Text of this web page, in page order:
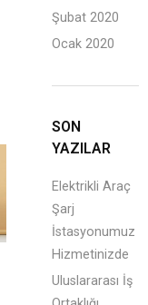
Şubat 2020
Ocak 2020
SON
YAZILAR
Elektrikli Araç
Şarj
İstasyonumuz
Hizmetinizde
Uluslararası İş